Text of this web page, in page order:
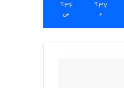
37
℃
د
36
℃
س